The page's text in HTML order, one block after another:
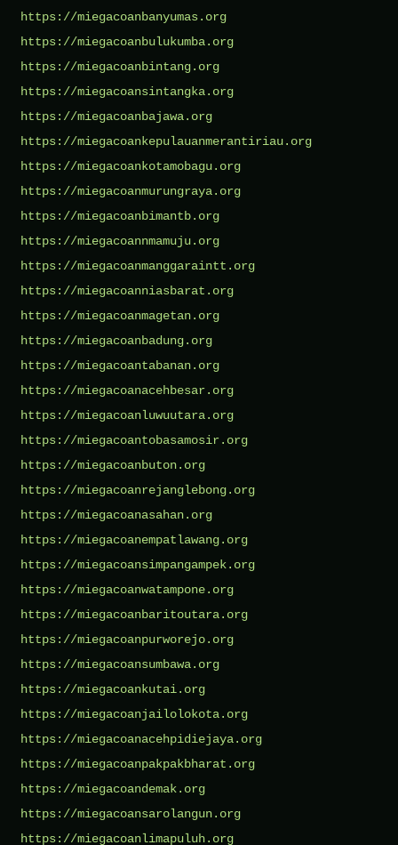
https://miegacoanbanyumas.org
https://miegacoanbulukumba.org
https://miegacoanbintang.org
https://miegacoansintangka.org
https://miegacoanbajawa.org
https://miegacoankepulauanmerantiriau.org
https://miegacoankotamobagu.org
https://miegacoanmurungraya.org
https://miegacoanbimantb.org
https://miegacoannmamuju.org
https://miegacoanmanggaraintt.org
https://miegacoanniasbarat.org
https://miegacoanmagetan.org
https://miegacoanbadung.org
https://miegacoantabanan.org
https://miegacoanacehbesar.org
https://miegacoanluwuutara.org
https://miegacoantobasamosir.org
https://miegacoanbuton.org
https://miegacoanrejanglebong.org
https://miegacoanasahan.org
https://miegacoanempatlawang.org
https://miegacoansimpangampek.org
https://miegacoanwatampone.org
https://miegacoanbaritoutara.org
https://miegacoanpurworejo.org
https://miegacoansumbawa.org
https://miegacoankutai.org
https://miegacoanjailolokota.org
https://miegacoanacehpidiejaya.org
https://miegacoanpakpakbharat.org
https://miegacoandemak.org
https://miegacoansarolangun.org
https://miegacoanlimapuluh.org